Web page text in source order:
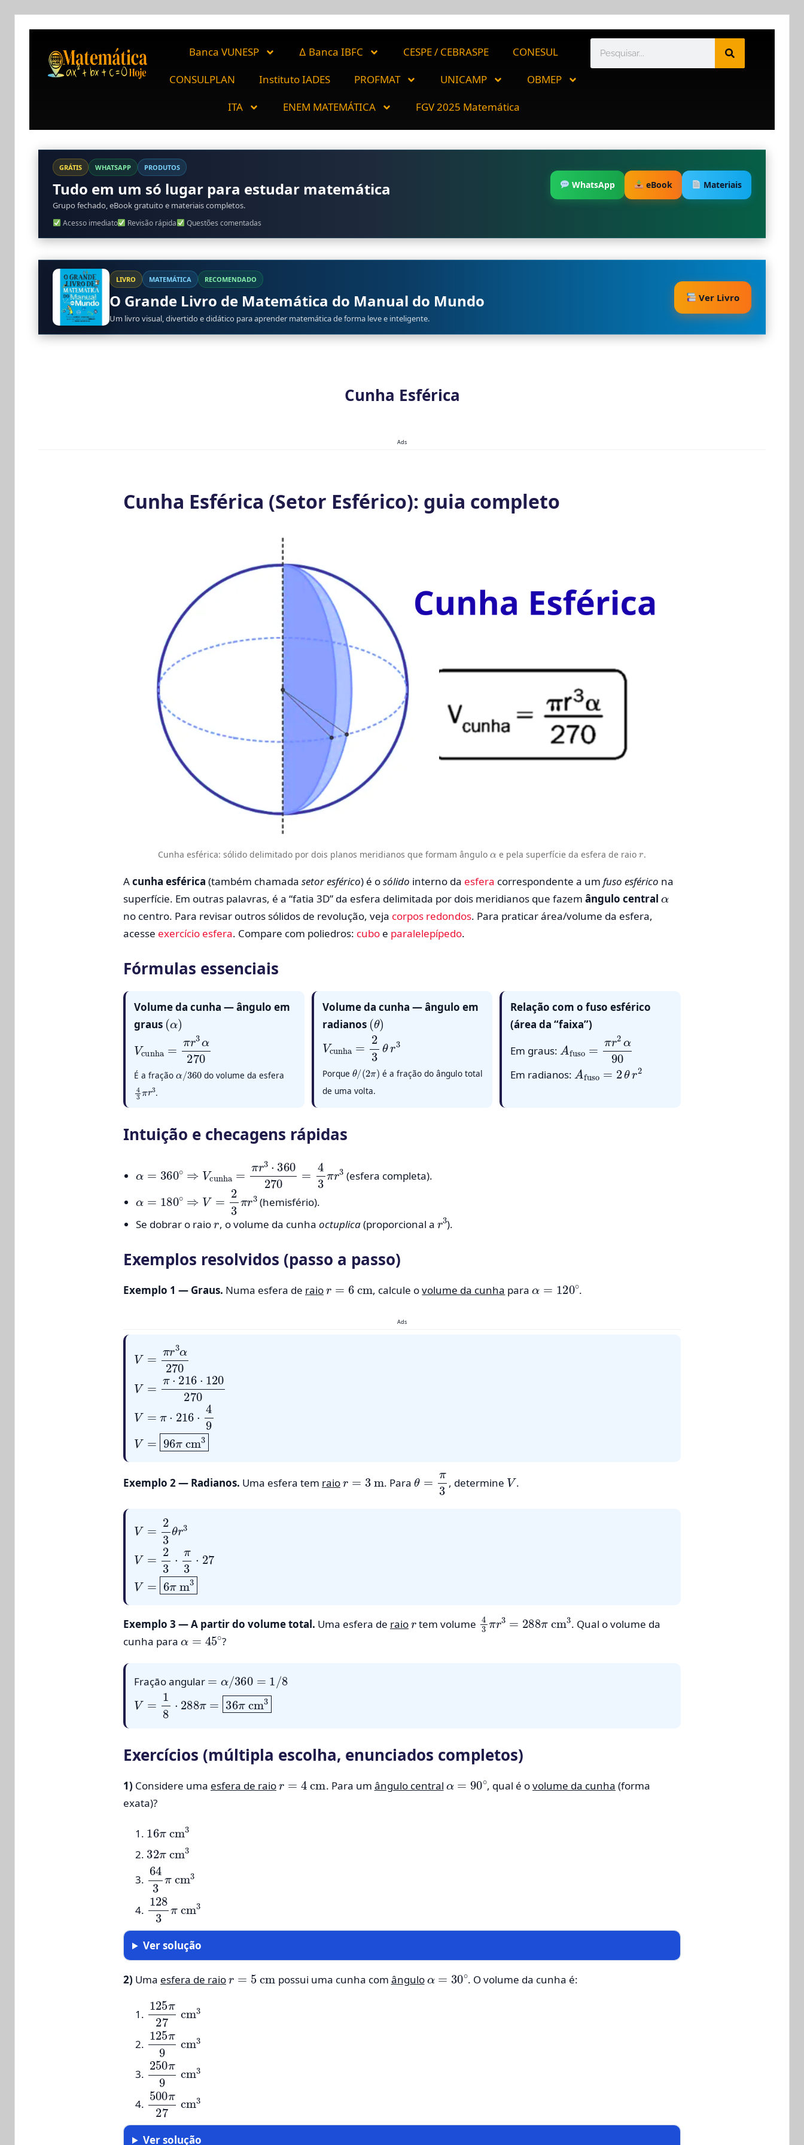
Banca VUNESP ∆ Banca IBFC CESPE / CEBRASPE
CONESUL
CONSULPLAN
Instituto IADES PROFMAT UNICAMP
OBMEP
ITA
ENEM MATEMÁTICA FGV 2025 Matemática
GRÁTIS WHATSAPP PRODUTOS
Tudo em um só lugar para estudar matemática
Grupo fechado, eBook gratuito e materiais completos.
WhatsApp eBook Materiais
Acesso imediato Revisão rápida Questões comentadas
LIVRO MATEMÁTICA RECOMENDADO
O Grande Livro de Matemática do Manual do Mundo
Um livro visual, divertido e didático para aprender matemática de forma leve e inteligente.
Ver Livro
Cunha Esférica
Ads
Cunha Esférica (Setor Esférico): guia completo
Cunha esférica: sólido delimitado por dois planos meridianos que formam ângulo e pela superfície da esfera de raio .
Acunha esférica (também chamada setor esférico) é osólido interno da esfera correspondente a um fuso esférico na
superfície. Em outras palavras, é a “fatia 3D” da esfera delimitada por dois meridianos que fazem ângulo central
α
no centro. Para revisar outros sólidos de revolução, veja corpos redondos. Para praticar área/volume da esfera,
acesse exercício esfera. Compare com poliedros: cubo e paralelepípedo.
Fórmulas essenciais
Volume da cunha — ângulo em
graus
(α)
Vcunha =πr3α
É a fração
360
do volume da esfera
4 r
.
Volume da cunha — ângulo em
radianos
(θ)
Vcunha =2 3θ r3
Porque
θ / (2 )
é a fração do ângulo total
de uma volta.
Relação com o fuso esférico
(área da “faixa”)
Em graus:
A πr2α90
Em radianos:
A =2θr 2
Intuição e checagens rápidas
360∘⇒ cunha πr3⋅ 360270 =4 πr
(esfera completa).
180 ∘⇒ =2 r3
(hemisfério).
Se dobrar o raio , o volume da cunha octuplica(proporcional a
3
).
Exemplos resolvidos (passo a passo)
Exemplo 1 — Graus. Numa esfera de raio
cm
, calcule ovolume da cunha para
120 ∘
.
Ads
V= 3α270
216⋅120270
V= 216 ⋅ 4
V= 96πcm3
Exemplo 2 — Radianos. Uma esfera tem raio
m
. Para
θ 3
, determine
V
.
V= θ 3
V= ⋅π ⋅27
πm3
Exemplo 3 — A partir do volume total. Uma esfera de raio tem volume
4 r cm
. Qual o volume da
cunha para
=45∘
?
Fraçāo angular
360 =
8
V= ⋅288π= πcm3
Exercícios (múltipla escolha, enunciados completos)
1) Considere uma esfera de raio
cm
. Para um ângulo central
90∘
, qual é ovolume da cunha (forma
exata)?
cm
cm
643 cm
128
cm
Ver solução
2) Uma esfera de raio
cm
possui uma cunha com ângulo
30∘
. O volume da cunha é:
125π cm
125π cm
250π cm
500π cm
Ver solução